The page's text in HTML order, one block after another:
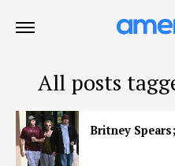
All posts
Britney